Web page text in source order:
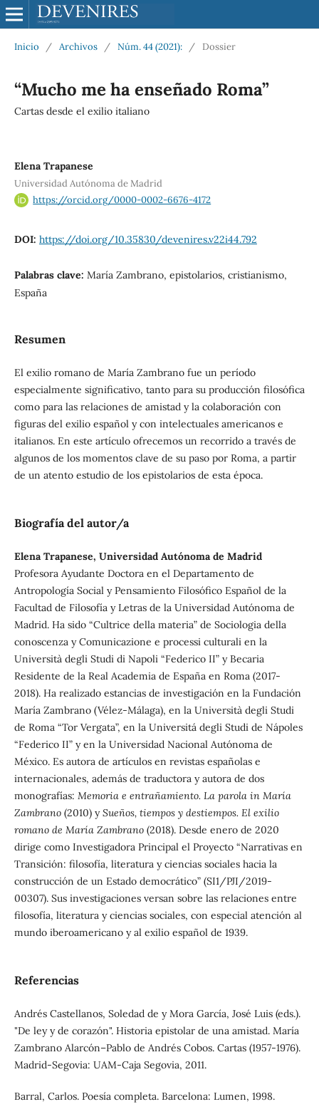
Inicio / Archivos / Núm. 44 (2021): / Dossier
“Mucho me ha enseñado Roma”
Cartas desde el exilio italiano
Elena Trapanese
Universidad Autónoma de Madrid
https://orcid.org/0000-0002-6676-4172
DOI: https://doi.org/10.35830/devenires.v22i44.792
Palabras clave: María Zambrano, epistolarios, cristianismo,
España
Resumen
El exilio romano de María Zambrano fue un período
especialmente significativo, tanto para su producción filosófica
como para las relaciones de amistad y la colaboración con
figuras del exilio español y con intelectuales americanos e
italianos. En este artículo ofrecemos un recorrido a través de
algunos de los momentos clave de su paso por Roma, a partir
de un atento estudio de los epistolarios de esta época.
Biografía del autor/a
Elena Trapanese, Universidad Autónoma de Madrid
Profesora Ayudante Doctora en el Departamento de
Antropología Social y Pensamiento Filosófico Español de la
Facultad de Filosofía y Letras de la Universidad Autónoma de
Madrid. Ha sido “Cultrice della materia” de Sociologia della
conoscenza y Comunicazione e processi culturali en la
Università degli Studi di Napoli “Federico II” y Becaria
Residente de la Real Academia de España en Roma (2017-
2018). Ha realizado estancias de investigación en la Fundación
María Zambrano (Vélez-Málaga), en la Università degli Studi
de Roma “Tor Vergata”, en la Universitá degli Studi de Nápoles
“Federico II” y en la Universidad Nacional Autónoma de
México. Es autora de artículos en revistas españolas e
internacionales, además de traductora y autora de dos
monografías: Memoria e entrañamiento. La parola in María
Zambrano(2010) ySueños, tiempos y destiempos. El exilio
romano de María Zambrano(2018). Desde enero de 2020
dirige como Investigadora Principal el Proyecto “Narrativas en
Transición: filosofía, literatura y ciencias sociales hacia la
construcción de un Estado democrático” (SI1/PJI/2019-
00307). Sus investigaciones versan sobre las relaciones entre
filosofía, literatura y ciencias sociales, con especial atención al
mundo iberoamericano y al exilio español de 1939.
Referencias
Andrés Castellanos, Soledad de y Mora García, José Luis (eds.).
"De ley y de corazón". Historia epistolar de una amistad. María
Zambrano Alarcón–Pablo de Andrés Cobos. Cartas (1957-1976).
Madrid-Segovia: UAM-Caja Segovia, 2011.
Barral, Carlos. Poesía completa. Barcelona: Lumen, 1998.